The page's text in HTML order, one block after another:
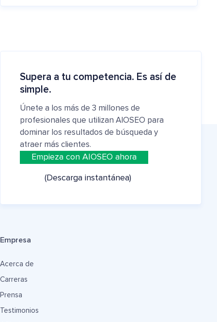
Supera a tu competencia. Es así de
simple.
Únete a los más de 3 millones de
profesionales que utilizan AIOSEO para
dominar los resultados de búsqueda y
atraer más clientes.
Empieza con AIOSEO ahora
(Descarga instantánea)
Empresa
Acerca de
Carreras
Prensa
Testimonios